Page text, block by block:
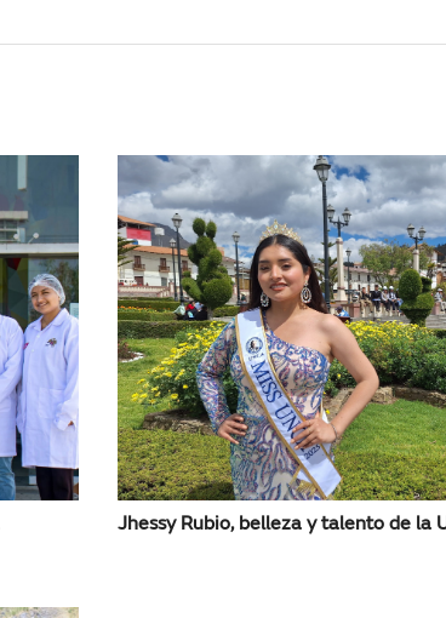
Jhessy Rubio, belleza y talento de la